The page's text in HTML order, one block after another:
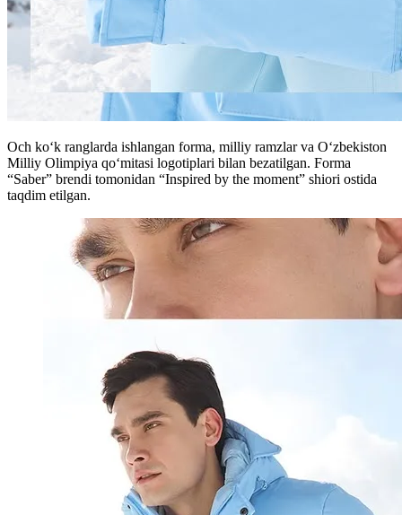
Och ko‘k ranglarda ishlangan forma, milliy ramzlar va Oʻzbekiston
Milliy Olimpiya qoʻmitasi logotiplari bilan bezatilgan. Forma
“Saber” brendi tomonidan “Inspired by the moment” shiori ostida
taqdim etilgan.